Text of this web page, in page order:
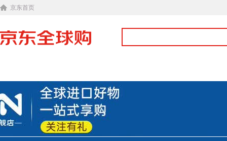
京东首页